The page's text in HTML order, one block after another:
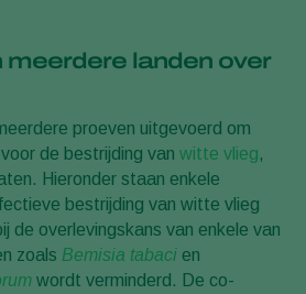
meerdere landen over
proeven uitgevoerd om
de bestrijding van witte vlieg,
Hieronder staan enkele
bestrijding van witte vlieg
de overlevingskans van enkele van
zoals Bemisia tabaci en
wordt verminderd. De co-